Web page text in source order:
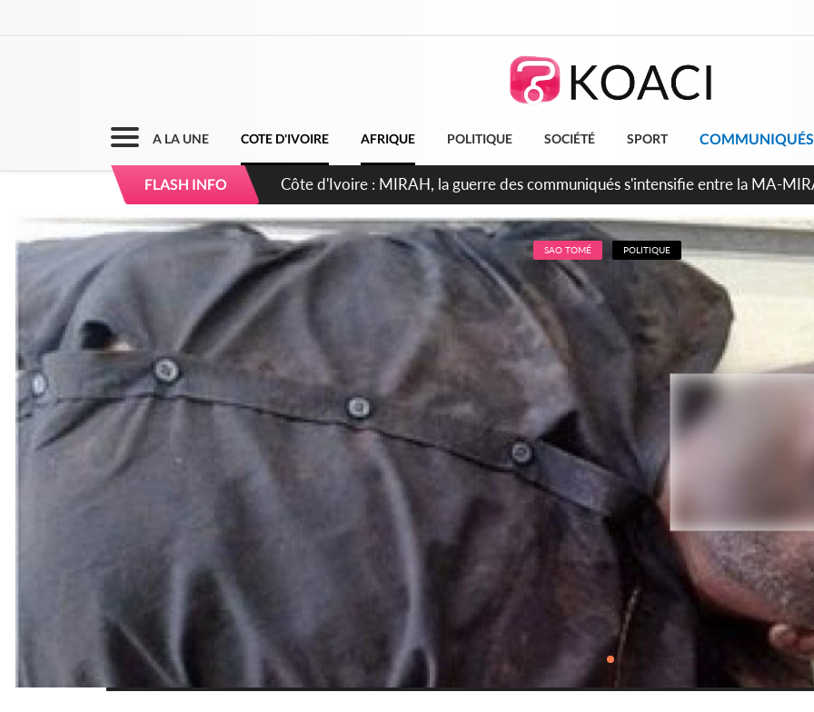
A LA UNE COTE D'IVOIRE AFRIQUE POLITIQUE SOCIÉTÉ SPORT COMMUNIQUÉS
FLASH INFO Côte d'Ivoire : Indépendance 2026, Thiam plaide pour un environnement
SAO TOMÉ POLITIQUE